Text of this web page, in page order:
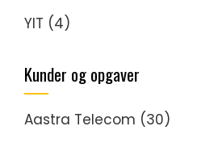
YIT (4)
Kunder og opgaver
Aastra Telecom (30)